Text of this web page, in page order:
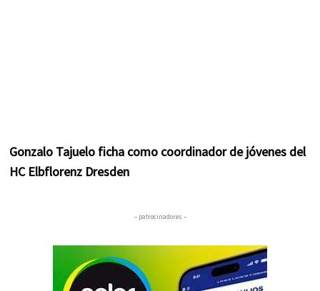
Gonzalo Tajuelo ficha como coordinador de jóvenes del
HC Elbflorenz Dresden
– patrocinadores –